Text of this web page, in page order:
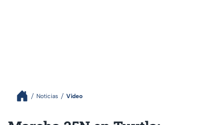
Noticias Video